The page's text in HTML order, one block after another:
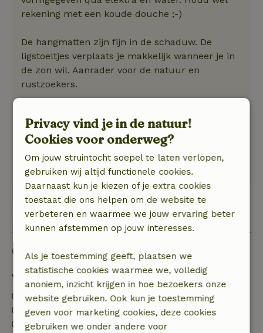
rekening met een koude douche ;-)
De hangmatten zijn fijn in de schaduw. De
ligstoeltjes verplaats je makkelijk wanneer je in
de zon wil. Aanrader voor de natuur en
rustzoekers.
telefoon en heeft leuke tips voor activiteiten.
Natuur, rust & ruimte: 5/5
Prachtige omgeving tussen de wijnranken en
olijfbomen.
Bekijk alle 2 beoordelingen
Goed om te weten
Verblijfdetails
Inchecken: 15:00- 22:00
Uitchecken: 07:00- 10:00
Vuurwerkvrije omgeving
Privacy vind je in de natuur!
Cookies voor onderweg?
Om jouw struintocht soepel te laten verlopen,
gebruiken wij altijd functionele cookies.
Daarnaast kun je kiezen of je extra cookies
toestaat die ons helpen om de website te
verbeteren en waarmee we jouw ervaring beter
kunnen afstemmen op jouw interesses.
Als je toestemming geeft, plaatsen we
statistische cookies waarmee we, volledig
anoniem, inzicht krijgen in hoe bezoekers onze
website gebruiken. Ook kun je toestemming
geven voor marketing cookies, deze cookies
gebruiken we onder andere voor